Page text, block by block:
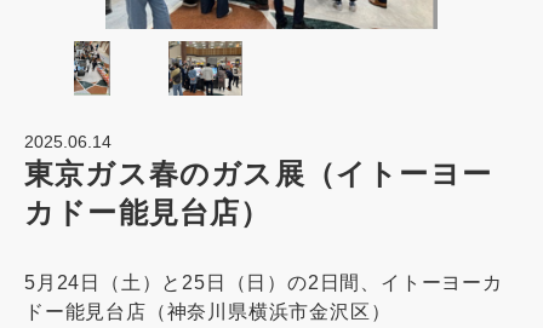
2025.06.14
東京ガス春のガス展（イトーヨー
カドー能見台店）
5月24日（土）と25日（日）の2日間、イトーヨーカ
ドー能見台店（神奈川県横浜市金沢区）